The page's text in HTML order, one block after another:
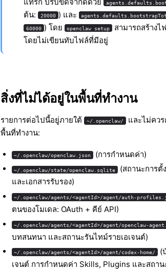
ต้น:
20000 ) และ
60000 ) โดย openclaw setup
สามารถสร้าง
โดยไม่เขียนทับไฟล์ที่มีอยู่
สิ่งที่ไม่ได้อยู่ในพื้นที่ทำงาน
รายการต่อไปนี้อยู่ภายใต้ ~/.openclaw/ และไม่ควร
พื้นที่ทำงาน:
~/.openclaw/openclaw.json (การกำหนดค่า)
~/.openclaw/state/openclaw.sqlite
(สถานะการ
และเอกสารรับรอง)
~/.openclaw/agents/<agentId>/agent/auth-
ตนของโมเดล: OAuth + คีย์ API)
~/.openclaw/agents/<agentId>/agent/openclaw-
บทสนทนา และสถานะรันไทม์รายเอเจนต์)
~/.openclaw/agents/<agentId>/agent/codex-home/
(
เจนต์ การกำหนดค่า Skills, Plugins และสถา